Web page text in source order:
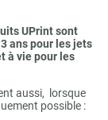
UPrint sont
ans pour les jets
à vie pour les
aussi, lorsque
possible :